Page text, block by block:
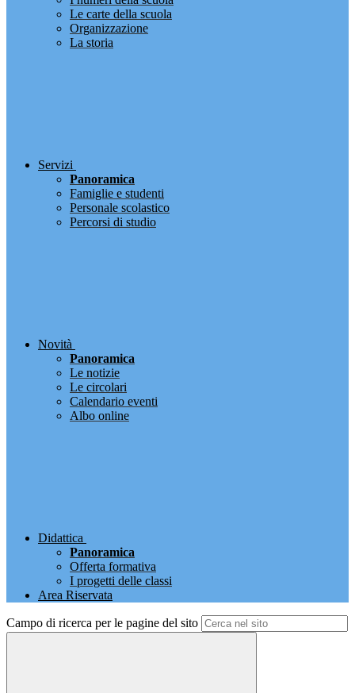
Le carte della scuola
Organizzazione
La storia
Servizi
Panoramica
Famiglie e studenti
Personale scolastico
Percorsi di studio
Novità
Panoramica
Le notizie
Le circolari
Calendario eventi
Albo online
Didattica
Panoramica
Offerta formativa
I progetti delle classi
Area Riservata
Campo di ricerca per le pagine del sito